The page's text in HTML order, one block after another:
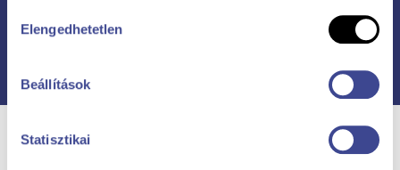
kiválasztása
Elengedhetetlen
Beállítások
Statisztikai